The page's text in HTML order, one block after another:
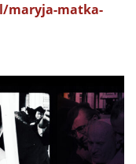
maryja-matka-